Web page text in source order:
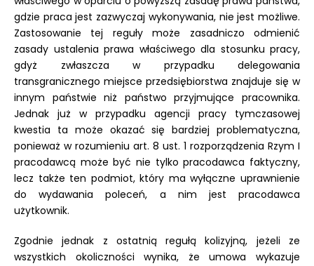
gdzie praca jest zazwyczaj wykonywania, nie jest możliwe.
Zastosowanie tej reguły może zasadniczo odmienić
zasady ustalenia prawa właściwego dla stosunku pracy,
gdyż zwłaszcza w przypadku delegowania
transgranicznego miejsce przedsiębiorstwa znajduje się w
innym państwie niż państwo przyjmujące pracownika.
Jednak już w przypadku agencji pracy tymczasowej
kwestia ta może okazać się bardziej problematyczna,
ponieważ w rozumieniu art. 8 ust. 1 rozporządzenia Rzym I
pracodawcą może być nie tylko pracodawca faktyczny,
lecz także ten podmiot, który ma wyłączne uprawnienie
do wydawania poleceń, a nim jest pracodawca
użytkownik.
Zgodnie jednak z ostatnią regułą kolizyjną, jeżeli ze
wszystkich okoliczności wynika, że umowa wykazuje